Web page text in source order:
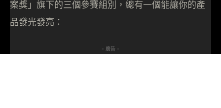
案獎」旗下的三個參賽組別，總有一個能讓你的產
品發光發亮：
- 廣告 -